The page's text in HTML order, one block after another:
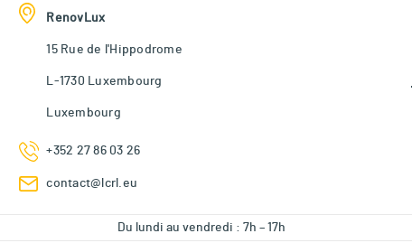
RenovLux
15 Rue de l'Hippodrome
L-1730 Luxembourg
Luxembourg
+352 27 86 03 26
contact@lcrl.eu
Du lundi au vendredi : 7h – 17h